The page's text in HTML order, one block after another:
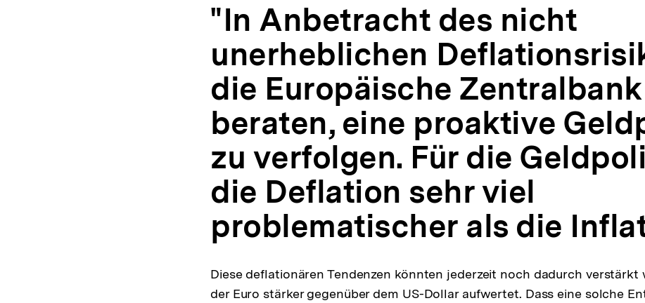
"In Anbetracht des nicht
unerheblichen
die Europäische
beraten, eine proaktive
zu verfolgen. Für die
die Deflation sehr viel
problematischer als die
Diese deflationären Tendenzen könnten jederzeit noch dadurch verstärkt
der Euro stärker gegenüber dem US-Dollar aufwertet. Dass eine solche